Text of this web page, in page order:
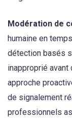
Modération de
humaine en
détection basés
inapproprié
approche
de signalement
professionnels